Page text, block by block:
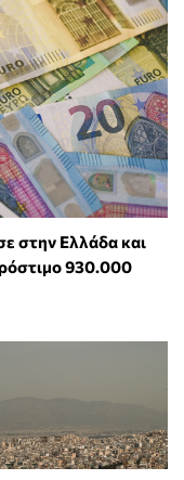
στην Ελλάδα και
930.000